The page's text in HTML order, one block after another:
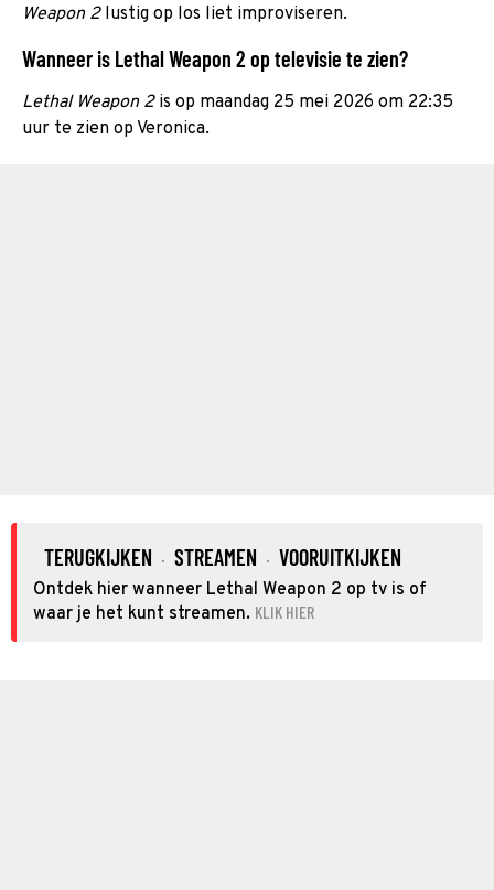
Weapon 2lustig op los liet improviseren.
Wanneer is Lethal Weapon 2 op televisie te zien?
Lethal Weapon 2is op maandag 25 mei 2026 om 22:35
uur te zien op Veronica.
TERUGKIJKEN · STREAMEN · VOORUITKIJKEN
Ontdek hier wanneer Lethal Weapon 2 op tv is of
waar je het kunt streamen. KLIK HIER